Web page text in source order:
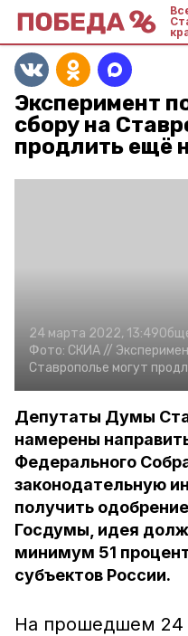
Эксперимент
сбору на
продлить ещё
24 марта 2022, 13:49
Фото: СКИА //
Ставрополье могут
Депутаты Думы
намерены
Федерального
законодательную
получить
Госдумы, идея
минимум 51
субъектов России.
На прошедшем 24